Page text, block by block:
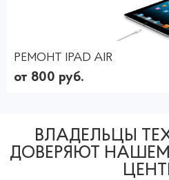
РЕМОНТ IPAD AIR
от 800 руб.
ВЛАДЕЛЬЦЫ
ДОВЕРЯЮТ